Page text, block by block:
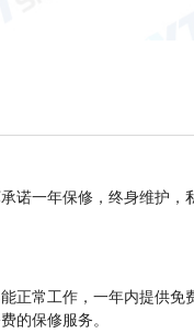
诺一年保修，终身维护，
正常工作，一年内提供免
的保修服务。